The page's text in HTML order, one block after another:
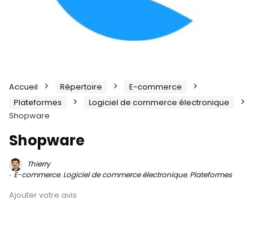
Accueil Répertoire
E-commerce
Plateformes
Logiciel de commerce électronique
Shopware
Shopware
Thierry
E-commerce, Logiciel de commerce électronique, Plateformes
Ajouter votre avis